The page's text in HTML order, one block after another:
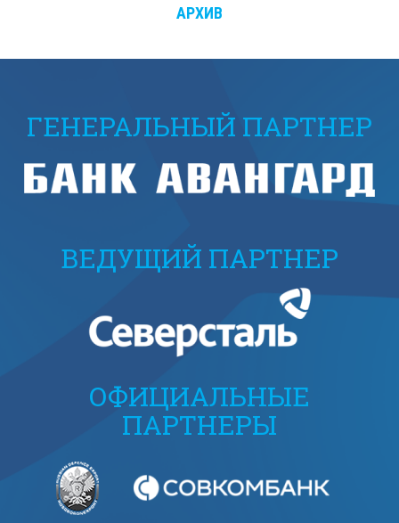
АРХИВ
ГЕНЕРАЛЬНЫЙ ПАРТНЕР
ВЕДУЩИЙ ПАРТНЕР
ОФИЦИАЛЬНЫЕ
ПАРТНЕРЫ